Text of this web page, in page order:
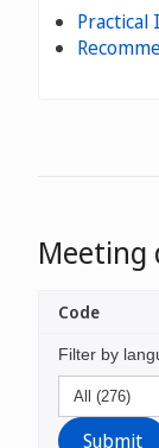
Meeting
Filter by
Code